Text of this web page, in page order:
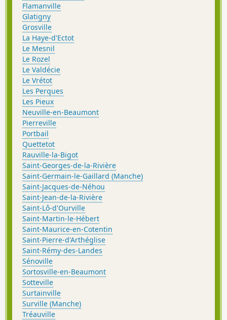
Flamanville
Glatigny
Grosville
La Haye-d'Ectot
Le Mesnil
Le Rozel
Le Valdécie
Le Vrétot
Les Perques
Les Pieux
Neuville-en-Beaumont
Pierreville
Portbail
Quettetot
Rauville-la-Bigot
Saint-Georges-de-la-Rivière
Saint-Germain-le-Gaillard (Manche)
Saint-Jacques-de-Néhou
Saint-Jean-de-la-Rivière
Saint-Lô-d'Ourville
Saint-Martin-le-Hébert
Saint-Maurice-en-Cotentin
Saint-Pierre-d'Arthéglise
Saint-Rémy-des-Landes
Sénoville
Sortosville-en-Beaumont
Sotteville
Surtainville
Surville (Manche)
Tréauville